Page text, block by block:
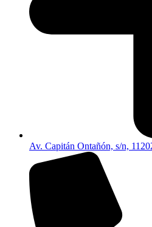
Av. Capitán Ontañón, s/n,